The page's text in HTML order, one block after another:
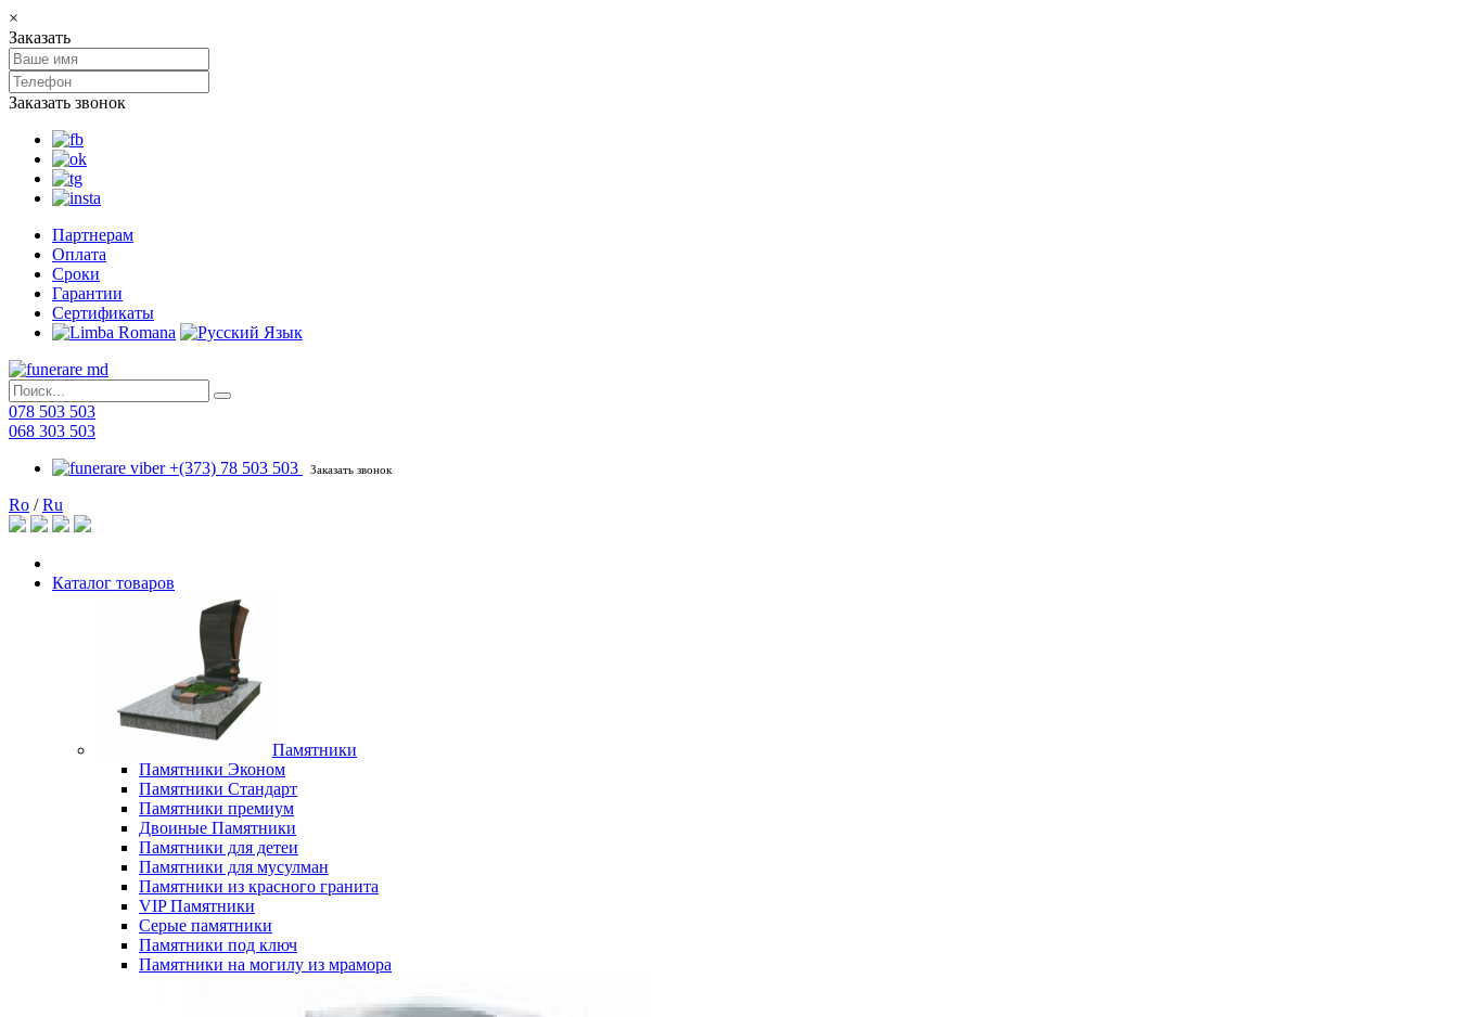
×
Заказать
Заказать звонок
Партнерам
Оплата
Сроки
Гарантии
Сертификаты
078 503 503
068 303 503
+(373) 78 503 503
Заказать звонок
Ro /Ru
Каталог товаров
Памятники
Памятники Эконом
Памятники Стандарт
Памятники премиум
Двоиные Памятники
Памятники для детеи
Памятники для мусулман
Памятники из красного гранита
VIP Памятники
Серые памятники
Памятники под ключ
Памятники на могилу из мрамора